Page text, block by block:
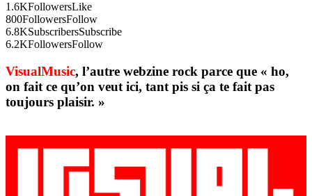
1.6KFollowersLike
800FollowersFollow
6.8KSubscribersSubscribe
6.2KFollowersFollow
VisualMusic, l’autre webzine rock parce que « ho,
on fait ce qu’on veut ici, tant pis si ça te fait pas
toujours plaisir. »